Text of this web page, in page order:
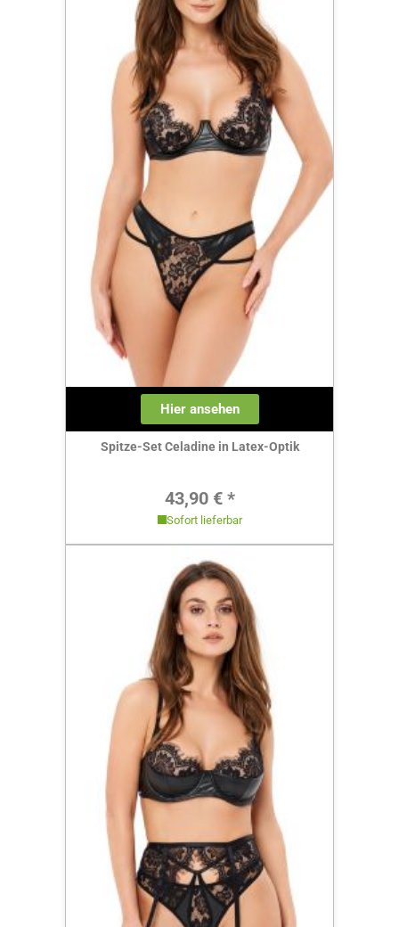
Hier ansehen
Spitze-Set Celadine in Latex-Optik
Regulärer Preis:
43,90 € *
Sofort lieferbar